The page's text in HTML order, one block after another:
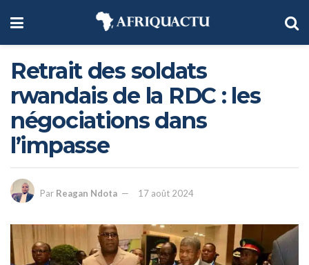
Retrait des soldats
rwandais de la RDC : les
négociations dans
l’impasse
Par Reagan Ndota 17 août 2024